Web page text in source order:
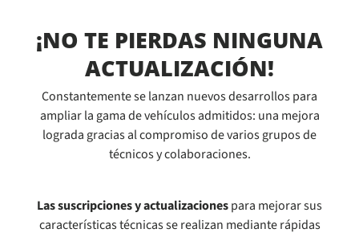
¡NO TE PIERDAS NINGUNA
ACTUALIZACIÓN!
Constantemente se lanzan nuevos desarrollos para
ampliar la gama de vehículos admitidos: una mejora
lograda gracias al compromiso de varios grupos de
técnicos y colaboraciones.
Las suscripciones y actualizacionespara mejorar sus
características técnicas se realizan mediante rápidas